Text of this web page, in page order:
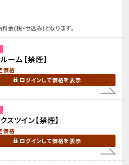
(税・サ込み)となります。
ーム【禁煙】
価格
ログインして価格を表示
スツイン【禁煙】
価格
ログインして価格を表示